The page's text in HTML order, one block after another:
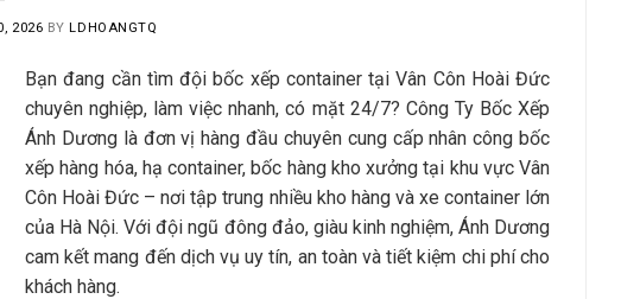
2026 BYLDHOANGTQ
Bạn đang cần tìm đội bốc xếp container tại Vân Côn Hoài Đức
chuyên nghiệp, làm việc nhanh, có mặt 24/7? Công Ty Bốc Xếp
Ánh Dương là đơn vị hàng đầu chuyên cung cấp nhân công bốc
xếp hàng hóa, hạ container, bốc hàng kho xưởng tại khu vực Vân
Côn Hoài Đức – nơi tập trung nhiều kho hàng và xe container lớn
của Hà Nội. Với đội ngũ đông đảo, giàu kinh nghiệm, Ánh Dương
cam kết mang đến dịch vụ uy tín, an toàn và tiết kiệm chi phí cho
khách hàng.